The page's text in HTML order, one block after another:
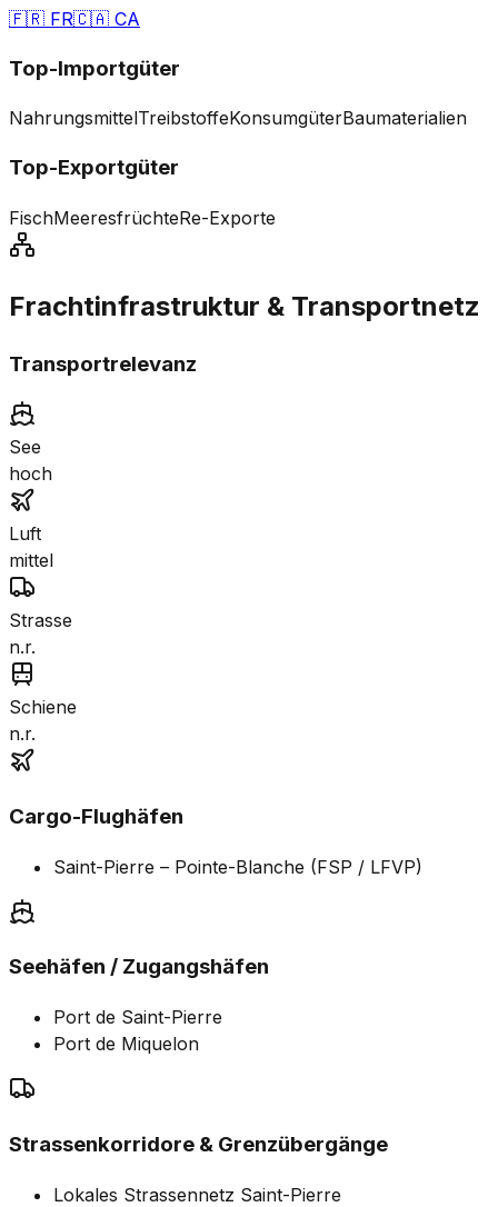
🇫🇷 FR🇨🇦 CA
Top-Importgüter
NahrungsmittelTreibstoffeKonsumgüterBaumaterialien
Top-Exportgüter
FischMeeresfrüchteRe-Exporte
Frachtinfrastruktur & Transportnetz
Transportrelevanz
See
hoch
Luft
mittel
Strasse
n.r.
Schiene
n.r.
Cargo-Flughäfen
Saint-Pierre – Pointe-Blanche (FSP / LFVP)
Seehäfen / Zugangshäfen
Port de Saint-Pierre
Port de Miquelon
Strassenkorridore & Grenzübergänge
Lokales Strassennetz Saint-Pierre